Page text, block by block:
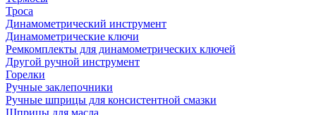
Троса
Динамометрический инструмент
Динамометрические ключи
Ремкомплекты для динамометрических ключей
Другой ручной инструмент
Горелки
Ручные заклепочники
Ручные шприцы для консистентной смазки
Шприцы для масла